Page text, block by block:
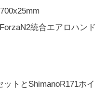
ForzaN2統合エアロハンド
トとShimanoR171ホイ